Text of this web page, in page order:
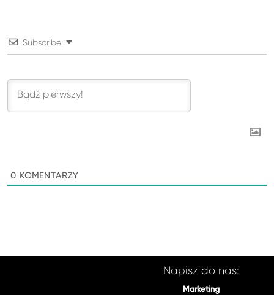
Subscribe
0 KOMENTARZY
Napisz do nas:
Marketing